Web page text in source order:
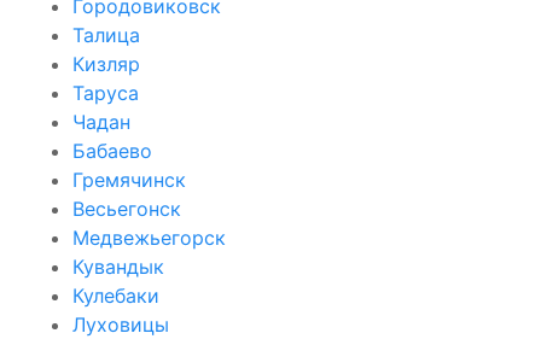
Городовиковск
Талица
Кизляр
Таруса
Чадан
Бабаево
Гремячинск
Весьегонск
Медвежьегорск
Кувандык
Кулебаки
Луховицы